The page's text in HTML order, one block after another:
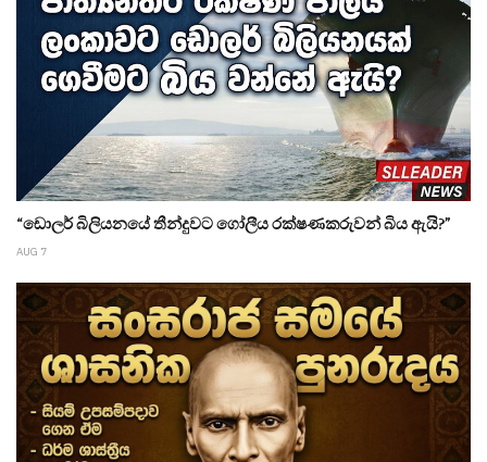
“ඩොලර් බිලියනයේ තීන්දුවට ගෝලීය රක්ෂණකරුවන් බිය ඇයි?”
AUG 7